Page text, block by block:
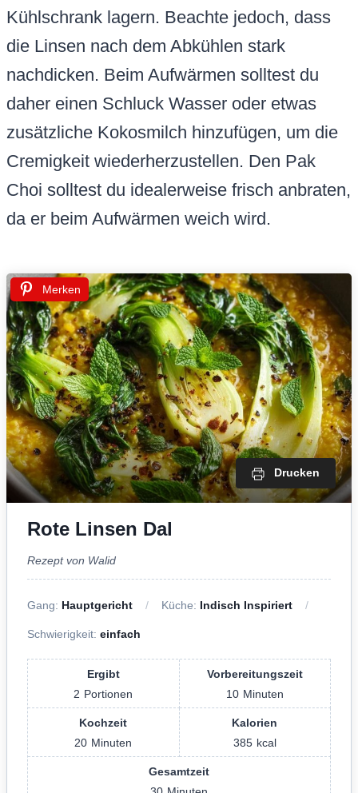
Kühlschrank lagern. Beachte jedoch, dass
die Linsen nach dem Abkühlen stark
nachdicken. Beim Aufwärmen solltest du
daher einen Schluck Wasser oder etwas
zusätzliche Kokosmilch hinzufügen, um die
Cremigkeit wiederherzustellen. Den Pak
Choi solltest du idealerweise frisch anbraten,
da er beim Aufwärmen weich wird.
Merken
Drucken
Rote Linsen Dal
Rezept von Walid
Gang: Hauptgericht Küche: Indisch Inspiriert
Schwierigkeit: einfach
Ergibt
2 Portionen
Vorbereitungszeit
10 Minuten
Kochzeit
20 Minuten
Kalorien
385 kcal
Gesamtzeit